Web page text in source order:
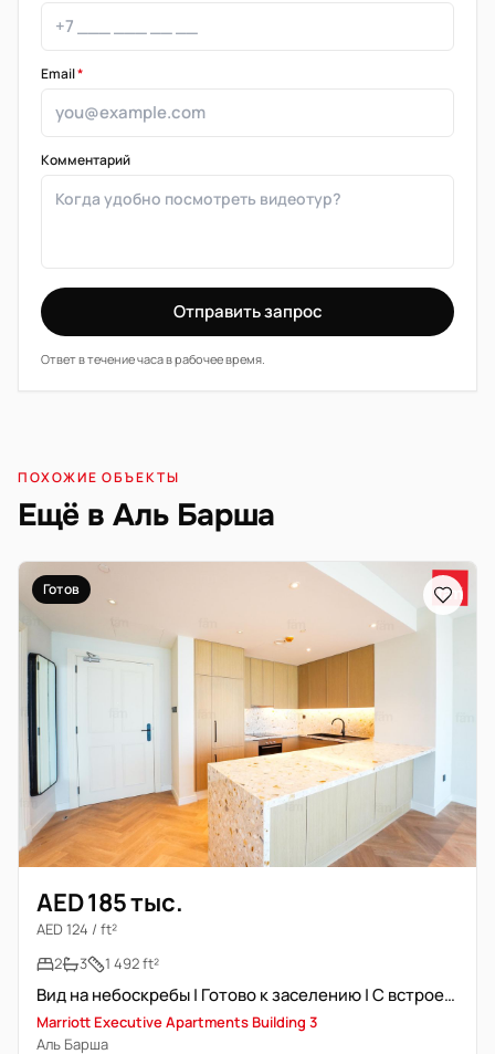
Email*
Комментарий
Отправить запрос
Ответ в течение часа в рабочее время.
ПОХОЖИЕ ОБЪЕКТЫ
Ещё в Аль Барша
Готов
AED 185 тыс.
AED 124 / ft²
2
3 1 492 ft²
Вид на небоскребы | Готово к заселению | С встроенной техникой
Marriott Executive Apartments Building 3
Аль Барша